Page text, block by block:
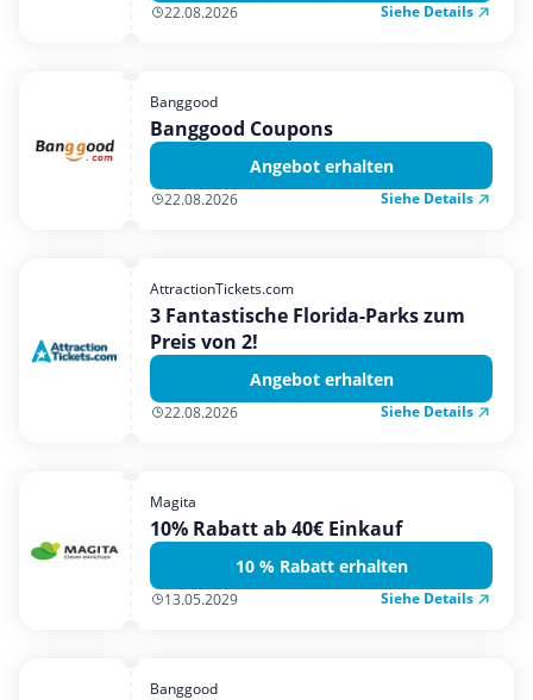
22.08.2026 Siehe Details
Banggood
Banggood Coupons
Angebot erhalten
22.08.2026 Siehe Details
AttractionTickets.com
3 Fantastische Florida-Parks zum
Preis von 2!
Angebot erhalten
22.08.2026 Siehe Details
Magita
10% Rabatt ab 40€ Einkauf
10 % Rabatt erhalten
13.05.2029 Siehe Details
Banggood